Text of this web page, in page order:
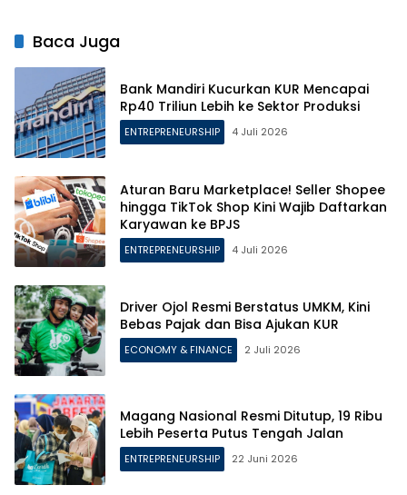
Baca Juga
Bank Mandiri Kucurkan KUR Mencapai
Rp40 Triliun Lebih ke Sektor Produksi
ENTREPRENEURSHIP 4 Juli 2026
Aturan Baru Marketplace! Seller Shopee
hingga TikTok Shop Kini Wajib Daftarkan
Karyawan ke BPJS
ENTREPRENEURSHIP 4 Juli 2026
Driver Ojol Resmi Berstatus UMKM, Kini
Bebas Pajak dan Bisa Ajukan KUR
ECONOMY & FINANCE 2 Juli 2026
Magang Nasional Resmi Ditutup, 19 Ribu
Lebih Peserta Putus Tengah Jalan
ENTREPRENEURSHIP 22 Juni 2026